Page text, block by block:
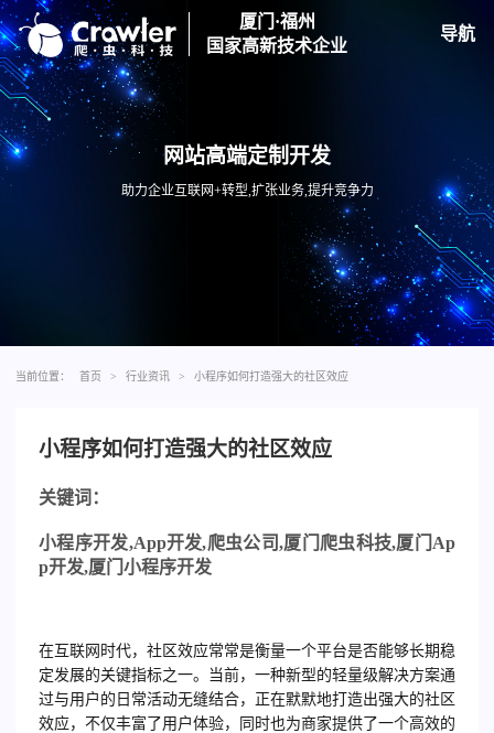
厦门·福州
国家高新技术企业
导航
网站高端定制开发
助力企业互联网+转型,扩张业务,提升竞争力
当前位置： 首页 > 行业资讯 > 小程序如何打造强大的社区效应
小程序如何打造强大的社区效应
关键词：
小程序开发,App开发,爬虫公司,厦门爬虫科技,厦门 Ap
p开发,厦门小程序开发
在互联网时代，社区效应常常是衡量一个平台是否能够长期稳
定发展的关键指标之一。当前，一种新型的轻量级解决方案通
过与用户的日常活动无缝结合，正在默默地打造出强大的社区
效应，不仅丰富了用户体验，同时也为商家提供了一个高效的